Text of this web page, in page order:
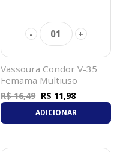
- 01 +
Vassoura Condor V-35
Femama Multiuso
R$ 16,49 R$ 11,98
ADICIONAR